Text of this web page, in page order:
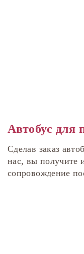
Автобус для
Сделав заказ
нас, вы получите
сопровождение